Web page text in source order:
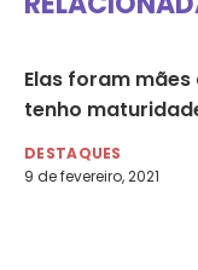
Elas foram mães
tenho
DESTAQUES
9 de fevereiro, 2021